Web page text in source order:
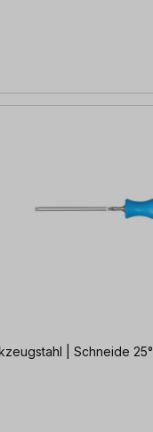
| Schneide 25°